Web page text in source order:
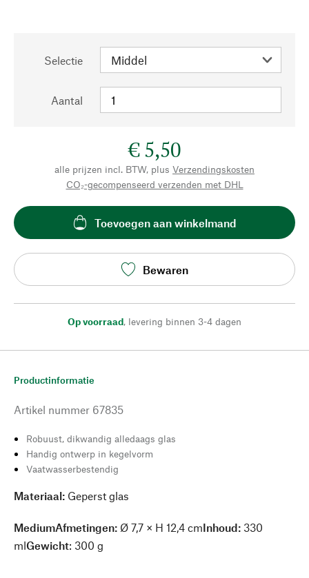
Selectie
Aantal
€ 5,50
alle prijzen incl. BTW, plus Verzendingskosten
CO₂-gecompenseerd verzenden met DHL
Toevoegen aan winkelmand
Bewaren
Op voorraad, levering binnen 3-4 dagen
Productinformatie
Artikel nummer 67835
Robuust, dikwandig alledaags glas
Handig ontwerp in kegelvorm
Vaatwasserbestendig
Materiaal: Geperst glas
MediumAfmetingen: Ø 7,7 × H 12,4 cmInhoud: 330
mlGewicht: 300 g